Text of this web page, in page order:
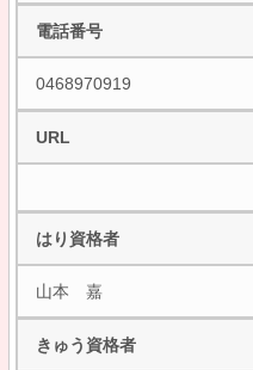
電話番号
0468970919
URL
はり資格者
山本 嘉
きゅう資格者